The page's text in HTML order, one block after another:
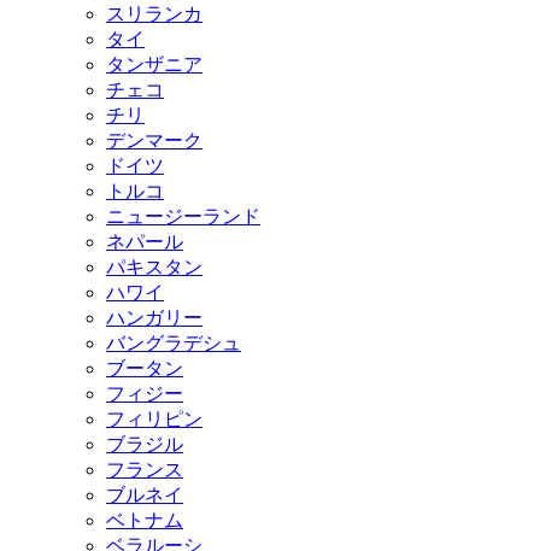
スリランカ
タイ
タンザニア
チェコ
チリ
デンマーク
ドイツ
トルコ
ニュージーランド
ネパール
パキスタン
ハワイ
ハンガリー
バングラデシュ
ブータン
フィジー
フィリピン
ブラジル
フランス
ブルネイ
ベトナム
ベラルーシ